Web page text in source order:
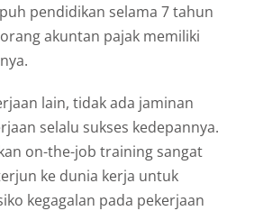
pendidikan selama 7 tahun
akuntan pajak memiliki
lain, tidak ada jaminan
selalu sukses kedepannya.
on-the-job training sangat
ke dunia kerja untuk
kegagalan pada pekerjaan